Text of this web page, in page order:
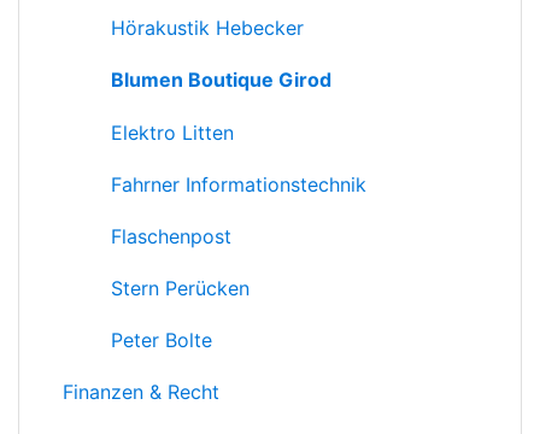
Hörakustik Hebecker
Blumen Boutique Girod
Elektro Litten
Fahrner Informationstechnik
Flaschenpost
Stern Perücken
Peter Bolte
Finanzen & Recht